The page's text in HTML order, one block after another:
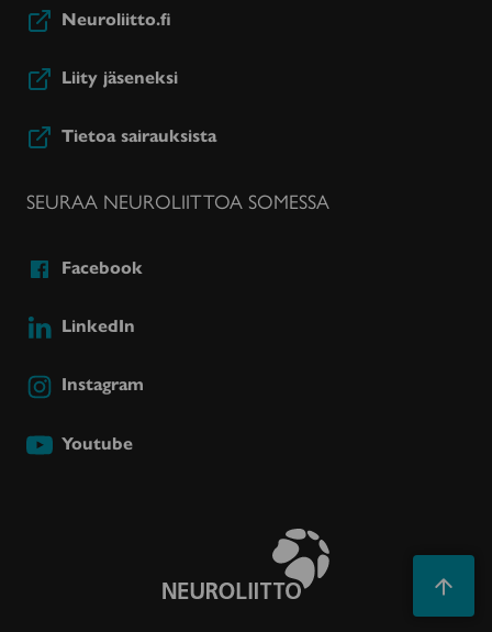
Neuroliitto.fi
Liity jäseneksi
Tietoa sairauksista
SEURAA NEUROLIITTOA SOMESSA
Facebook
LinkedIn
Instagram
Youtube
Takaisin